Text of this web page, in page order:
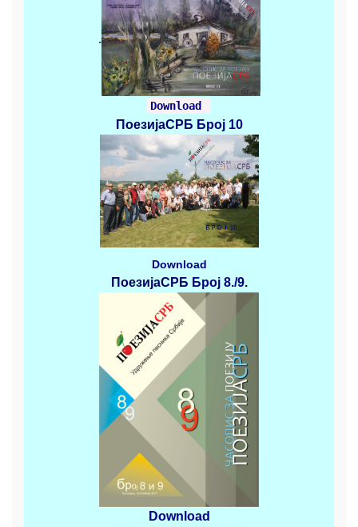
.
Download
ПоезијаСРБ Број 10
Download
ПоезијаСРБ Број 8./9.
Download